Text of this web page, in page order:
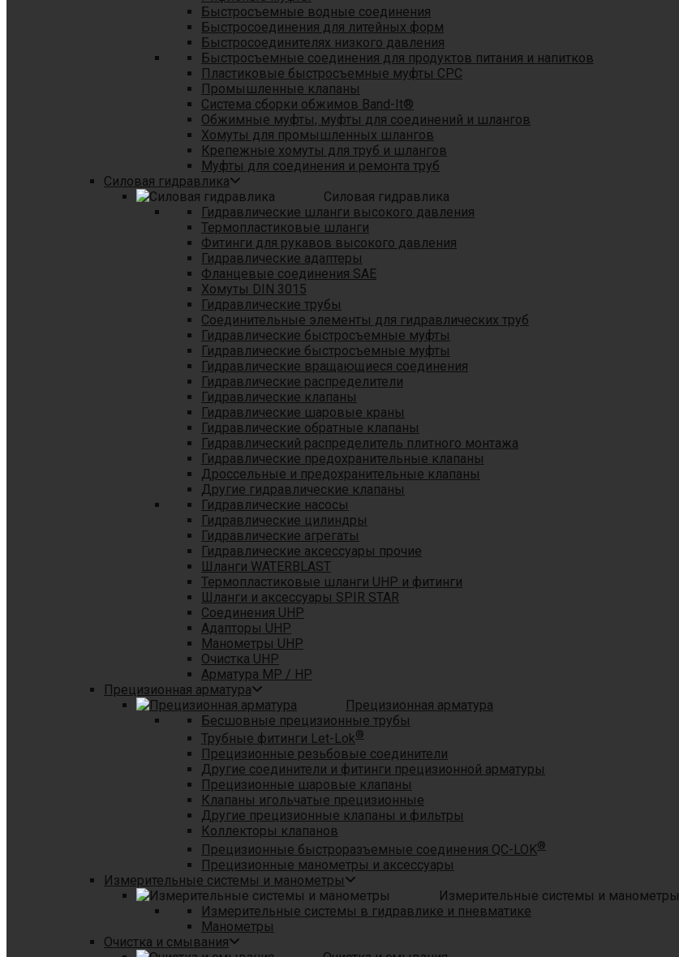
Быстросъемные водные соединения
Быстросоединения для литейных форм
Быстросоединителях низкого давления
Быстросъемные соединения для продуктов питания и напитков
Пластиковые быстросъемные муфты CPC
Промышленные клапаны
Система сборки обжимов Band-It®
Обжимные муфты, муфты для соединений и шлангов
Хомуты для промышленных шлангов
Крепежные хомуты для труб и шлангов
Муфты для соединения и ремонта труб
Силовая гидравлика
Силовая гидравлика
Гидравлические шланги высокого давления
Термопластиковые шланги
Фитинги для рукавов высокого давления
Гидравлические адаптеры
Фланцевые соединения SAE
Хомуты DIN 3015
Гидравлические трубы
Соединительные элементы для гидравлических труб
Гидравлические быстросъемные муфты
Гидравлические быстросъемные муфты
Гидравлические вращающиеся соединения
Гидравлические распределители
Гидравлические клапаны
Гидравлические шаровые краны
Гидравлические обратные клапаны
Гидравлический распределитель плитного монтажа
Гидравлические предохранительные клапаны
Дроссельные и предохранительные клапаны
Другие гидравлические клапаны
Гидравлические насосы
Гидравлические цилиндры
Гидравлические агрегаты
Гидравлические аксессуары прочие
Шланги WATERBLAST
Термопластиковые шланги UHP и фитинги
Шланги и аксессуары SPIR STAR
Соединения UHP
Адапторы UHP
Манометры UHP
Очистка UHP
Арматура MP / HP
Прецизионная арматура
Прецизионная арматура
Бесшовные прецизионные трубы
Трубные фитинги Let-Lok®
Прецизионные резьбовые соединители
Другие соединители и фитинги прецизионной арматуры
Прецизионные шаровые клапаны
Клапаны игольчатые прецизионные
Другие прецизионные клапаны и фильтры
Коллекторы клапанов
Прецизионные быстроразъемные соединения QC-LOK®
Прецизионные манометры и аксессуары
Измерительные системы и манометры
Измерительные системы и манометры
Измерительные системы в гидравлике и пневматике
Манометры
Очистка и смывания